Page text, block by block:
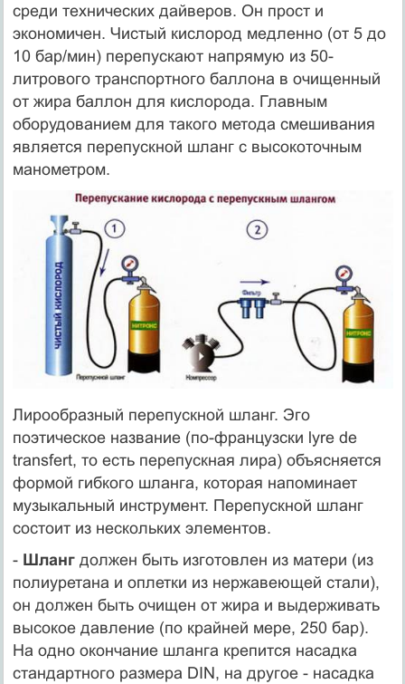
среди технических дайверов. Он прост и
экономичен. Чистый кислород медленно (от 5 до
10 бар/мин) перепускают напрямую из 50-
литрового транспортного баллона в очищенный
от жира баллон для кислорода. Главным
оборудованием для такого метода смешивания
является перепускной шланг с высокоточным
манометром.
Лирообразный перепускной шланг. Эго
поэтическое название (по-французски lyre dе
transfert, то есть перепускная лира) объясняется
формой гибкого шланга, которая напоминает
музыкальный инструмент. Перепускной шланг
состоит из нескольких элементов.
- Шлангдолжен быть изготовлен из матери (из
полиуретана и оплетки из нержавеющей стали),
он должен быть очищен от жира и выдерживать
высокое давление (по крайней мере, 250 бар).
На одно окончание шланга крепится насадка
стандартного размера DIN, на другое - насадка